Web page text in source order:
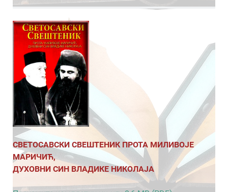
СВЕТОСАВСКИ СВЕШТЕНИК ПРОТА МИЛИВОЈЕ
МАРИЧИЋ,
ДУХОВНИ СИН ВЛАДИКЕ НИКОЛАЈА